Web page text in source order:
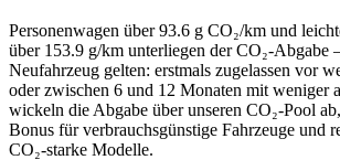
Personenwagen über 93.6 g CO₂/km und
über 153.9 g/km unterliegen der CO₂-Abgabe
Neufahrzeug gelten: erstmals zugelassen vor
oder zwischen 6 und 12 Monaten mit weniger
wickeln die Abgabe über unseren CO₂-Pool
Bonus für verbrauchsgünstige Fahrzeuge und
CO₂-starke Modelle.